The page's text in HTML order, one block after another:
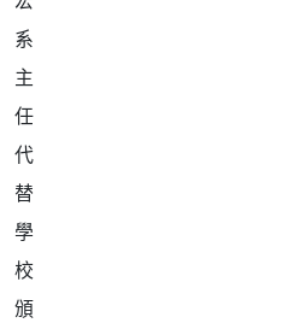
系
主
任
代
替
學
校
頒